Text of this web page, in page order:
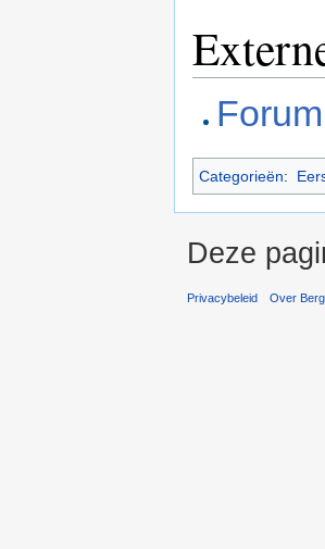
Categorieën:
Deze
Privacybeleid Over